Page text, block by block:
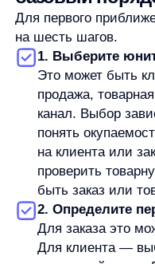
отраслевым нормативом.
Допустим, интернет-
экономику одного
Средняя сумма заказа
Упаковка, платежная
расходы на обработку
Переменные расходы
3 000 + 500 = 3 500
Маржинальный
привлечения:
5 000 − 3 500 = 1 500